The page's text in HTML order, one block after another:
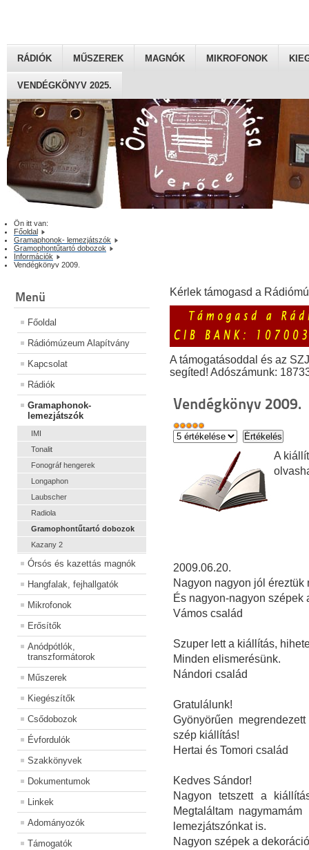
RÁDIÓK MŰSZEREK MAGNÓK MIKROFONOK
VENDÉGKÖNYV 2025.
Ön itt van:
Főoldal
Gramaphonok- lemezjátszók
Gramophontűtartó dobozok
Információk
Vendégkönyv 2009.
Menü
Főoldal
Rádiómúzeum Alapítvány
Kapcsolat
Rádiók
Gramaphonok-
lemezjátszók
IMI
Tonalit
Fonográf hengerek
Longaphon
Laubscher
Radiola
Gramophontűtartó dobozok
Kazany 2
Órsós és kazettás magnók
Hangfalak, fejhallgatók
Mikrofonok
Erősítők
Anódpótlók,
transzformátorok
Műszerek
Kiegészítők
Csődobozok
Évfordulók
Szakkönyvek
Dokumentumok
Linkek
Adományozók
Támogatók
Kérlek támogasd a
A támogatásoddal és az
segíted! Adószámunk:
Vendégkönyv 2009.
A
2009.06.20.
Nagyon nagyon jól éreztük
És nagyon-nagyon szépek
Vámos család
Szuper lett a kiállítás,
Minden elismerésünk.
Nándori család
Gratulálunk!
Gyönyörűen
szép kiállítás!
Hertai és Tomori család
Kedves Sándor!
Nagyon tetszett a
Megtaláltam
lemezjátszónkat is.
Nagyon szépek a